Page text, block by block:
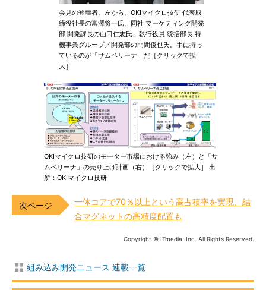
会見の登壇者。左から、OKIマイクロ技研 代表取
締役社長の富澤将一氏、同社 マーケティング開発
部 開発課長の山口仁志氏、執行役員 統括部長 特
機事業グループ／開発部の門間俊也氏。手に持っ
ているのが「サムベリーナ」だ［クリックで拡
大］
OKIマイクロ技研のモーター市場における強み（左）と「サ
ムベリーナ」の売り上げ計画（右）［クリックで拡大］ 出
所：OKIマイクロ技研
一体コアで70％以上という高占積率を実現、結
合マグネットの高精度配置も
Copyright © ITmedia, Inc. All Rights Reserved.
組み込み開発ニュース 連載一覧